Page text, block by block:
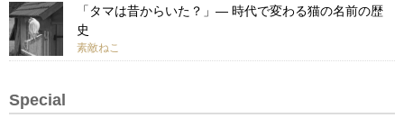
「タマは昔からいた？」— 時代で変わる猫の名前の歴
史
素敵ねこ
Special